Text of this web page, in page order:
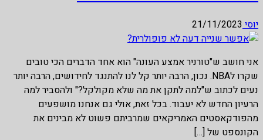
יוסי 21/11/2023
אני חושב ש"טורניר אמצע העונה" הוא אחד הדברים הכי טובים
שקרו לNBA. נכון, הרבה יותר קל לנו להתנגד לחידושים, הרבה יותר
נעים לכתוב ש"למה לתקן את מה שלא מקולקל?" ולהסביר למה
הרעיון החדש לא יעבוד. בכל זאת, אולי גם אנחנו מושפעים
מהפודקאסטים האמריקאים שמרביתם פשוט לא מבינים את
הקונספט של […]